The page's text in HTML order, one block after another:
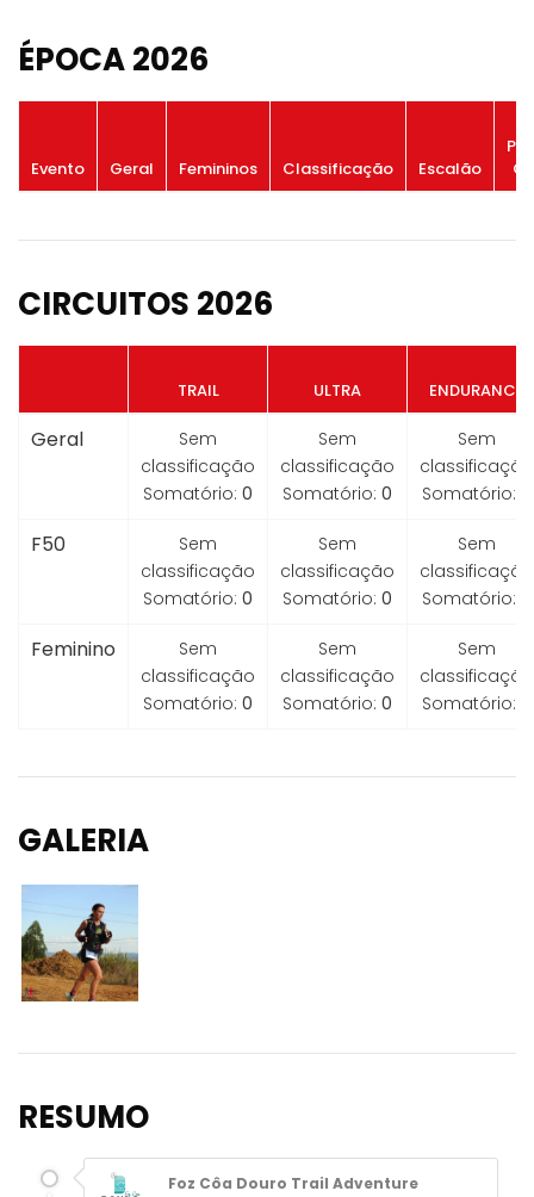
ÉPOCA 2026
Evento Geral Femininos Classificação Escalão
CIRCUITOS 2026
TRAIL ULTRA ENDURANCE
Geral
Sem
classificação
Somatório: 0
Sem
classificação
Somatório: 0
Sem
classificação
Somatório:
F50
Sem
classificação
Somatório: 0
Sem
classificação
Somatório: 0
Sem
classificação
Somatório:
Feminino
Sem
classificação
Somatório: 0
Sem
classificação
Somatório: 0
Sem
classificação
Somatório:
GALERIA
RESUMO
Foz Côa Douro Trail Adventure